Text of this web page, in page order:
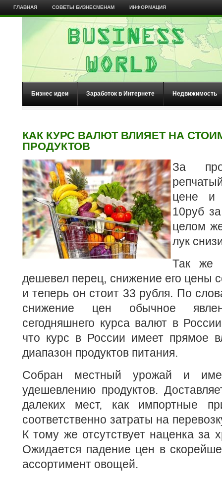
ГЛАВНАЯ СОВЕТЫ БИЗНЕСМЕНАМ ИНФОРМАЦИЯ
Бизнес идеи Заработок в Интернете Недвижимость
КАК КУРС ВАЛЮТ ВЛИЯЕТ НА
ПРОДУКТОВ
За
цене и
10руб
целом
лук
Так же
дешевел перец, снижение его цены
и теперь он стоит 33 рубля. По
снижение цен обычное
сегодняшнего курса валют в
что курс в России имеет прямое
диапазон продуктов питания.
Собран местный урожай и
удешевлению продуктов.
далеких мест, как импортные
соответственно затраты на
К тому же отсутствует наценка за
Ожидается падение цен в
ассортимент овощей.